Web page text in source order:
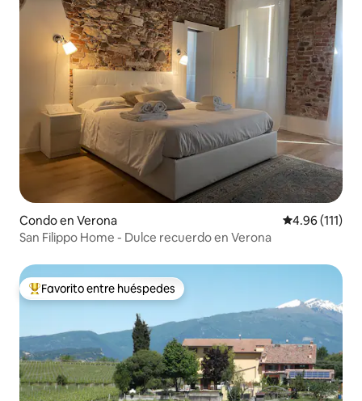
Condo en Verona Calificación
4.96 (111)
San Filippo Home - Dulce recuerdo en Verona
Favorito entre huéspedes preferido
Favorito entre huéspedes